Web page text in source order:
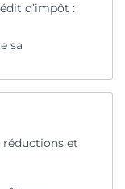
d’impôt :
sa
réductions et